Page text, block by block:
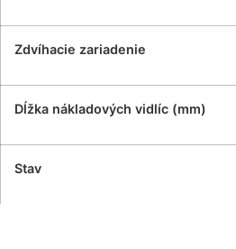
Zdvíhacie zariadenie
Dĺžka nákladových vidlíc (mm)
Stav